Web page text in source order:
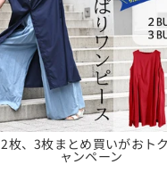
枚、3枚まとめ買いがおト
ャンペーン